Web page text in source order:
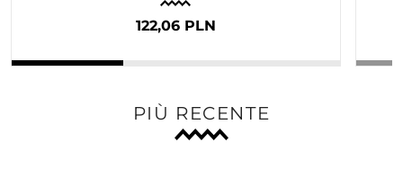
122,06 PLN
PIÙ RECENTE